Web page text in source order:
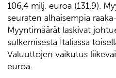
106,4 milj. euroa (131,9).
seuraten alhaisempia
Myyntimäärät laskivat
sulkemisesta Italiassa
Valuuttojen vaikutus
euroa.